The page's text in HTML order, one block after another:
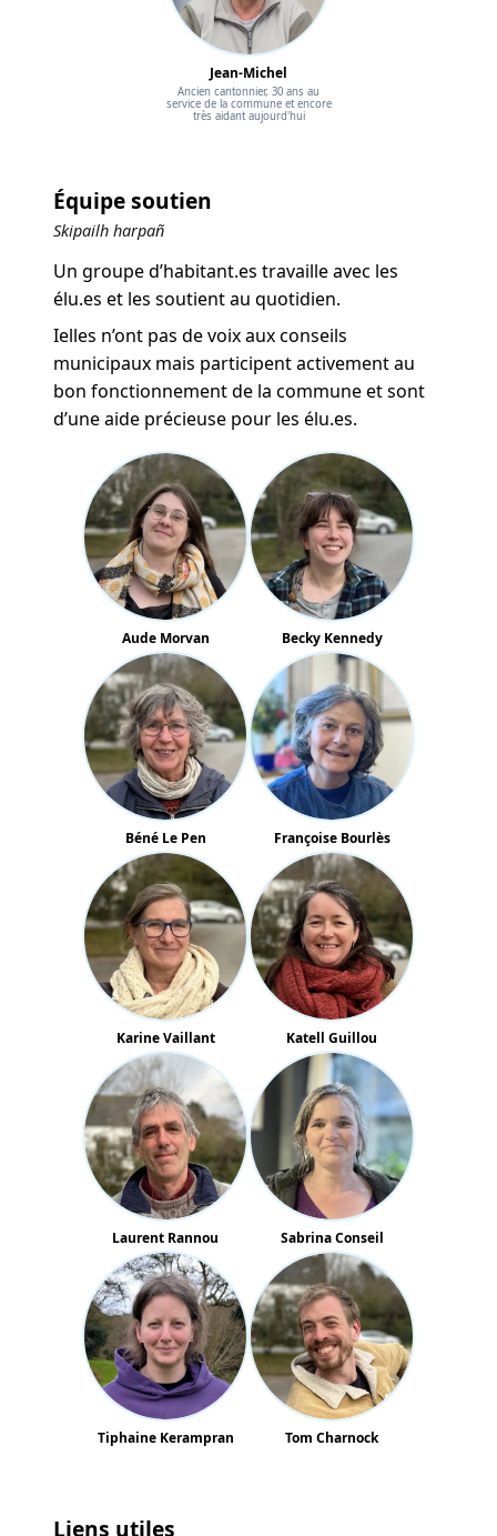
Jean-Michel
Ancien cantonnier, 30 ans au
service de la commune et encore
très aidant aujourd'hui
Équipe soutien
Skipailh harpañ
Un groupe d’habitant.es travaille avec les
élu.es et les soutient au quotidien.
Ielles n’ont pas de voix aux conseils
municipaux mais participent activement au
bon fonctionnement de la commune et sont
d’une aide précieuse pour les élu.es.
Aude Morvan Becky Kennedy
Béné Le Pen Françoise Bourlès
Karine Vaillant Katell Guillou
Laurent Rannou Sabrina Conseil
Tiphaine Kerampran Tom Charnock
Liens utiles